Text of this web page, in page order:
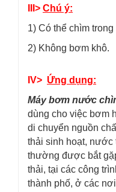
III> Chú ý:
1) Có thể chìm
2) Không bơm khô.
IV> Ứng dụng:
Máy bơm nước
dùng cho việc bơm
di chuyển nguồn
thải sinh hoạt, nước
thường được bắt
thải, tại các công
thành phố, ở các